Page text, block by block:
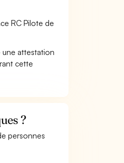
RC Pilote de
une attestation
cette
?
personnes